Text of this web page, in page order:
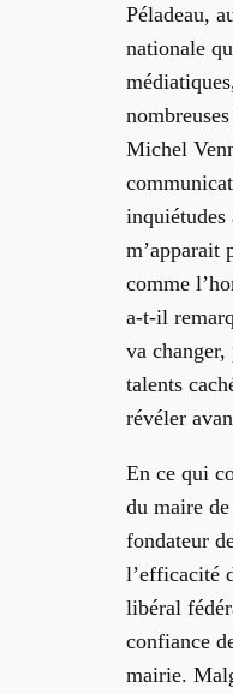
Péladeau,
nationale
médiatiques,
Michel
inquiétudes
m’apparait
comme
a-t-il
va changer,
talents
révéler
En ce qui
du maire
fondateur
l’efficacité
libéral
confiance
mairie.